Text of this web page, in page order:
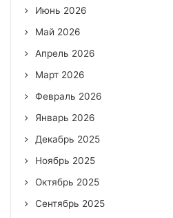
Июнь 2026
Май 2026
Апрель 2026
Март 2026
Февраль 2026
Январь 2026
Декабрь 2025
Ноябрь 2025
Октябрь 2025
Сентябрь 2025